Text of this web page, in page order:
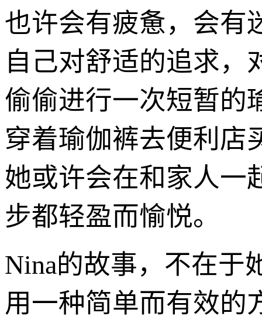
也许会有疲惫，会有
自己对舒适的追求，
偷偷进行一次短暂的
穿着瑜伽裤去便利店
她或许会在和家人一
步都轻盈而愉悦。
Nina的故事，不在于
用一种简单而有效的